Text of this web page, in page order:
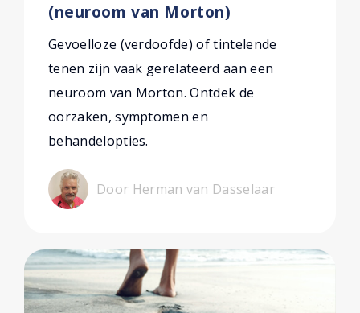
(neuroom van Morton)
Gevoelloze (verdoofde) of tintelende
tenen zijn vaak gerelateerd aan een
neuroom van Morton. Ontdek de
oorzaken, symptomen en
behandelopties.
Door Herman van Dasselaar